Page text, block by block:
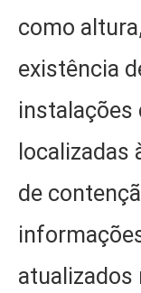
como
existência
instalações
localizadas
de
atualizados